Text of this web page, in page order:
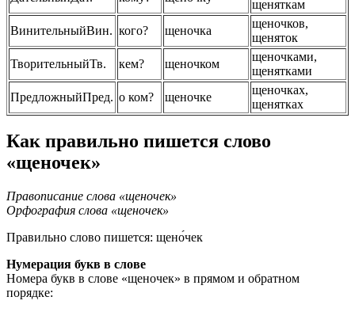
щеняткам
ВинительныйВин. кого? щеночка
щеночков,
щеняток
ТворительныйТв. кем? щеночком
щеночками,
щенятками
ПредложныйПред. о ком? щеночке
щеночках,
щенятках
Как правильно пишется слово
«щеночек»
Правописание слова «щеночек»
Орфография слова «щеночек»
Правильно слово пишется: щено́чек
Нумерация букв в слове
Номера букв в слове «щеночек» в прямом и обратном
порядке: